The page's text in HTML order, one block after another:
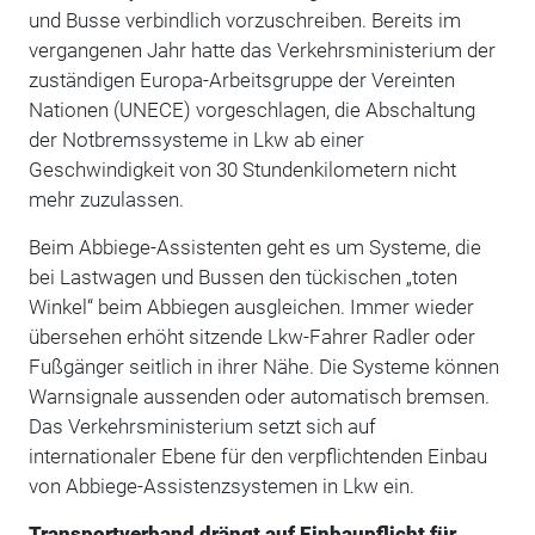
und Busse verbindlich vorzuschreiben. Bereits im
vergangenen Jahr hatte das Verkehrsministerium der
zuständigen Europa-Arbeitsgruppe der Vereinten
Nationen (UNECE) vorgeschlagen, die Abschaltung
der Notbremssysteme in Lkw ab einer
Geschwindigkeit von 30 Stundenkilometern nicht
mehr zuzulassen.
Beim Abbiege-Assistenten geht es um Systeme, die
bei Lastwagen und Bussen den tückischen „toten
Winkel“ beim Abbiegen ausgleichen. Immer wieder
übersehen erhöht sitzende Lkw-Fahrer Radler oder
Fußgänger seitlich in ihrer Nähe. Die Systeme können
Warnsignale aussenden oder automatisch bremsen.
Das Verkehrsministerium setzt sich auf
internationaler Ebene für den verpflichtenden Einbau
von Abbiege-Assistenzsystemen in Lkw ein.